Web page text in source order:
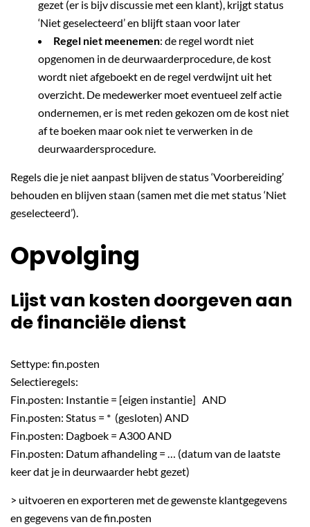
gezet (er is bijv discussie met een klant), krijgt status
‘Niet geselecteerd’ en blijft staan voor later
Regel niet meenemen: de regel wordt niet
opgenomen in de deurwaarderprocedure, de kost
wordt niet afgeboekt en de regel verdwijnt uit het
overzicht. De medewerker moet eventueel zelf actie
ondernemen, er is met reden gekozen om de kost niet
af te boeken maar ook niet te verwerken in de
deurwaardersprocedure.
Regels die je niet aanpast blijven de status ‘Voorbereiding’
behouden en blijven staan (samen met die met status ‘Niet
geselecteerd’).
Opvolging
Lijst van kosten doorgeven aan
de financiële dienst
Settype: fin.posten
Selectieregels:
Fin.posten: Instantie = [eigen instantie] AND
Fin.posten: Status = * (gesloten) AND
Fin.posten: Dagboek = A300 AND
Fin.posten: Datum afhandeling = … (datum van de laatste
keer dat je in deurwaarder hebt gezet)
> uitvoeren en exporteren met de gewenste klantgegevens
en gegevens van de fin.posten